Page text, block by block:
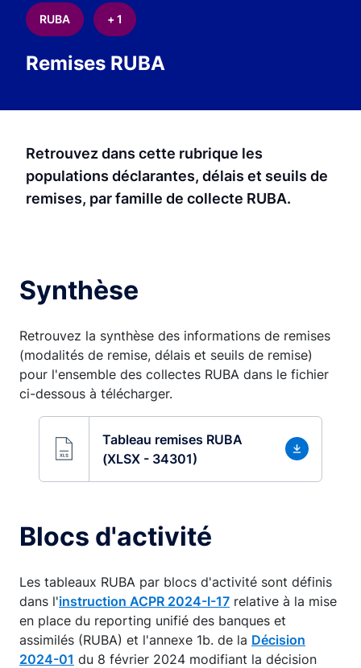
RUBA + 1
Remises RUBA
Texte chapô
Retrouvez dans cette rubrique les
populations déclarantes, délais et seuils de
remises, par famille de collecte RUBA.
Synthèse
Retrouvez la synthèse des informations de remises
(modalités de remise, délais et seuils de remise)
pour l'ensemble des collectes RUBA dans le fichier
ci-dessous à télécharger.
Tableau remises RUBA
(XLSX - 34301)
Blocs d'activité
Les tableaux RUBA par blocs d'activité sont définis
dans l'instruction ACPR 2024-I-17 relative à la mise
en place du reporting unifié des banques et
assimilés (RUBA) et l'annexe 1b. de la Décision
2024-01 du 8 février 2024 modifiant la décision